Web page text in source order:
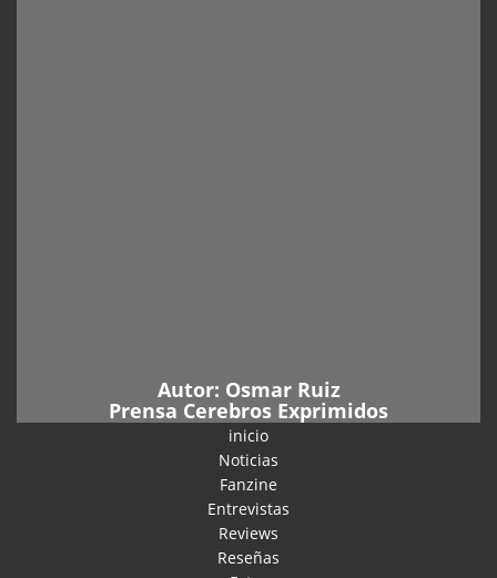
Autor: Osmar Ruiz
Prensa Cerebros Exprimidos
inicio
Noticias
Fanzine
Entrevistas
Reviews
Reseñas